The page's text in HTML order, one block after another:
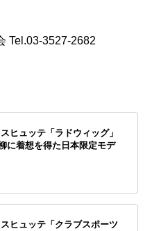
Tel.03-3527-2682
ヒュッテ「ラドウィッグ」
に着想を得た日本限定モデ
ヒュッテ「クラブスポーツ